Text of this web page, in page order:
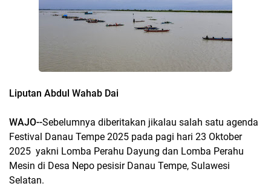
Liputan Abdul Wahab Dai
WAJO--Sebelumnya diberitakan jikalau salah satu agenda
Festival Danau Tempe 2025 pada pagi hari 23 Oktober
2025 yakni Lomba Perahu Dayung dan Lomba Perahu
Mesin di Desa Nepo pesisir Danau Tempe, Sulawesi
Selatan.